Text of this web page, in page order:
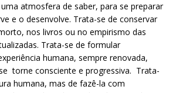
atmosfera de saber, para se preparar
e o desenvolve. Trata-se de conservar
nos livros ou no empirismo das
Trata-se de formular
humana, sempre renovada,
torne consciente e progressiva. Trata-
humana, mas de fazê-la com